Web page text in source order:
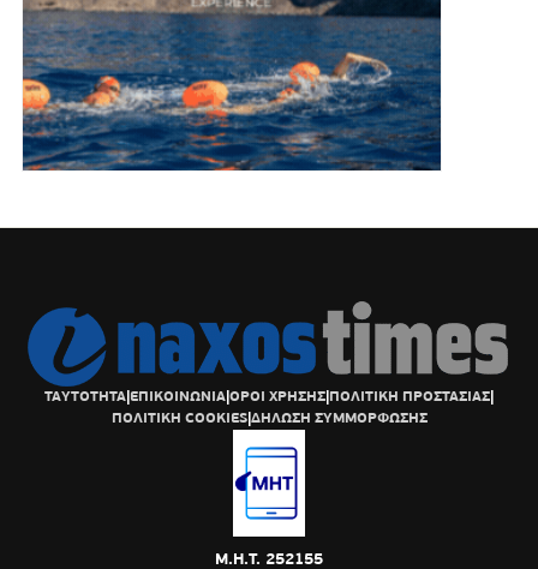
ΤΑΥΤΟΤΗΤΑ|ΕΠΙΚΟΙΝΩΝΙΑ|ΟΡΟΙ ΧΡΗΣΗΣ|ΠΟΛΙΤΙΚΗ ΠΡΟΣΤΑΣΙΑΣ|
ΠΟΛΙΤΙΚΗ COOKIES|ΔΗΛΩΣΗ ΣΥΜΜΟΡΦΩΣΗΣ
Μ.Η.Τ. 252155